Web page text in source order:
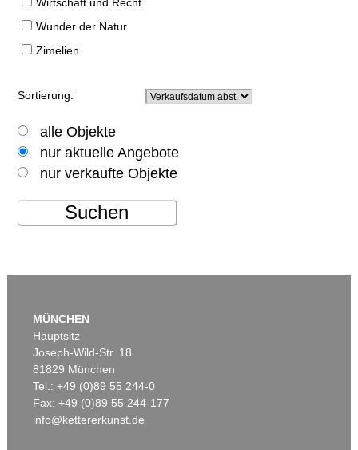
Wirtschaft und Recht
Wunder der Natur
Zimelien
Sortierung:
alle Objekte
nur aktuelle Angebote
nur verkaufte Objekte
Suchen
MÜNCHEN
Hauptsitz
Joseph-Wild-Str. 18
81829 München
Tel.: +49 (0)89 55 244-0
Fax: +49 (0)89 55 244-177
info@kettererkunst.de